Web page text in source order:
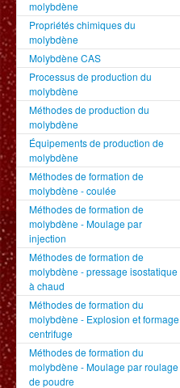
molybdène
Propriétés chimiques du
molybdène
Molybdène CAS
Processus de production du
molybdène
Méthodes de production du
molybdène
Équipements de production de
molybdène
Méthodes de formation de
molybdène - coulée
Méthodes de formation de
molybdène - Moulage par
injection
Méthodes de formation de
molybdène - pressage isostatique
à chaud
Méthodes de formation du
molybdène - Explosion et formage
centrifuge
Méthodes de formation du
molybdène - Moulage par roulage
de poudre